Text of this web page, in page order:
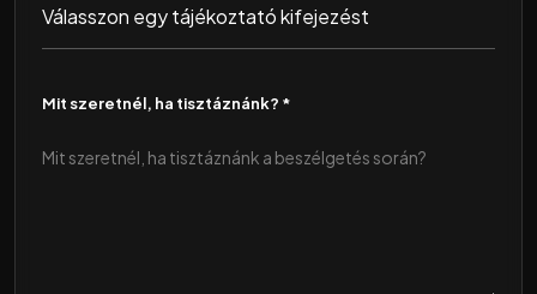
Mit szeretnél, ha tisztáznánk? *